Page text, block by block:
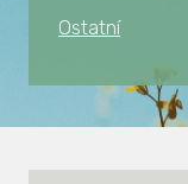
Ostatní